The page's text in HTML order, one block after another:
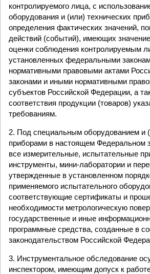
контролируемого лица, с
оборудования и (или) технических
определения фактических значений,
действий (событий), имеющих
оценки соблюдения контролируемым
установленных федеральными
нормативными правовыми актами
законами и иными нормативными
субъектов Российской Федерации, а
соответствия продукции (товаров)
требованиям.
2. Под специальным оборудованием и
приборами в настоящем Федеральном
все измерительные, испытательные
инструменты, мини-лаборатории и
утвержденные в установленном
применяемого испытательного
соответствующие сертификаты и
необходимости метрологическую
государственные и иные
программные средства, созданные в
законодательством Российской
3. Инструментальное обследование
инспектором, имеющим допуск к